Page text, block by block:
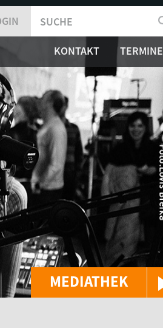
MEDIATHEK
SUCHFORMULAR
SUCHE
KONTAKT TERMINE